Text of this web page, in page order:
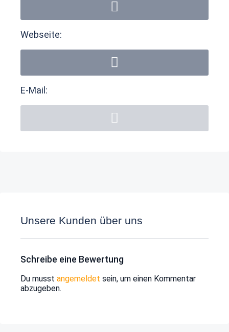
Webseite:
E-Mail:
Unsere Kunden über uns
Schreibe eine Bewertung
Du musst angemeldet sein, um einen Kommentar
abzugeben.